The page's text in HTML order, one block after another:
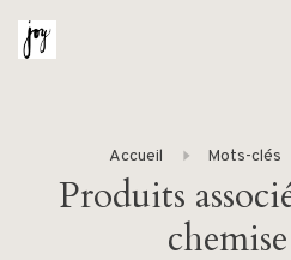
Accueil Mots-clés
Produits